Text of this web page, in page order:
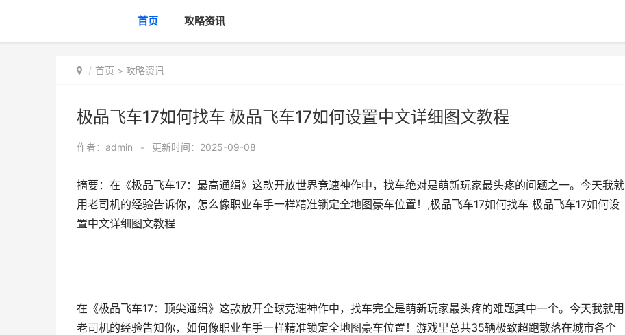
首页 攻略资讯
首页 > 攻略资讯
极品飞车17如何找车 极品飞车17如何设置中文详细图文教程
作者： admin • 更新时间：2025-09-08
摘要：在《极品飞车17：最高通缉》这款开放世界竞速神作中，找车绝对是萌新玩家最头疼的问题之一。今天我就
用老司机的经验告诉你，怎么像职业车手一样精准锁定全地图豪车位置！,极品飞车17如何找车 极品飞车17如何设
置中文详细图文教程
在《极品飞车17：顶尖通缉》这款放开全球竞速神作中，找车完全是萌新玩家最头疼的难题其中一个。今天我就用
老司机的经验告知你，如何像职业车手一样精准锁定全地图豪车位置！游戏里总共35辆极致超跑散落在城市各个